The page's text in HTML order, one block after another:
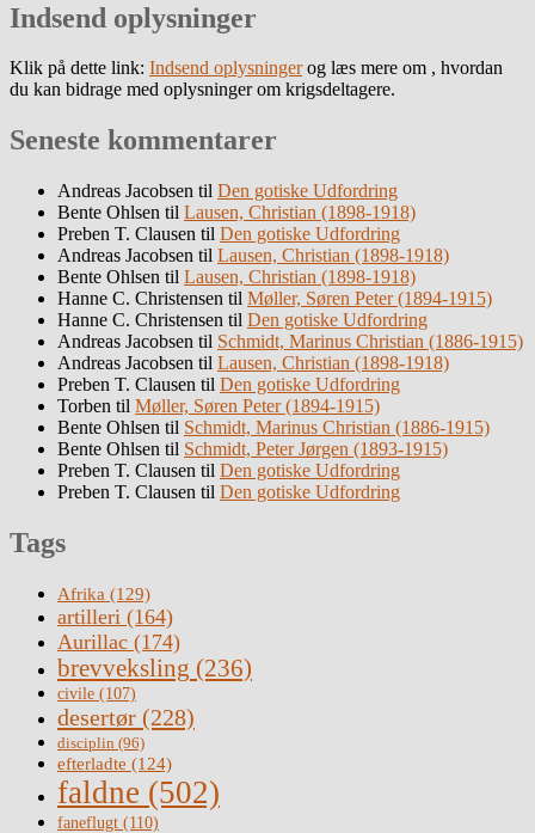
Indsend oplysninger
Klik på dette link: Indsend oplysningerog læs mere om , hvordan
du kan bidrage med oplysninger om krigsdeltagere.
Seneste kommentarer
Andreas Jacobsen til Den gotiske Udfordring
Bente Ohlsen til Lausen, Christian (1898-1918)
Preben T. Clausen til Den gotiske Udfordring
Andreas Jacobsen til Lausen, Christian (1898-1918)
Bente Ohlsen til Lausen, Christian (1898-1918)
Hanne C. Christensen til Møller, Søren Peter (1894-1915)
Hanne C. Christensen til Den gotiske Udfordring
Andreas Jacobsen til Schmidt, Marinus Christian (1886-1915)
Andreas Jacobsen til Lausen, Christian (1898-1918)
Preben T. Clausen til Den gotiske Udfordring
Torben til Møller, Søren Peter (1894-1915)
Bente Ohlsen til Schmidt, Marinus Christian (1886-1915)
Bente Ohlsen til Schmidt, Peter Jørgen (1893-1915)
Preben T. Clausen til Den gotiske Udfordring
Preben T. Clausen til Den gotiske Udfordring
Tags
Afrika (129)
artilleri (164)
Aurillac (174)
brevveksling (236)
civile (107)
desertør (228)
disciplin (96)
efterladte (124)
faldne (502)
faneflugt (110)